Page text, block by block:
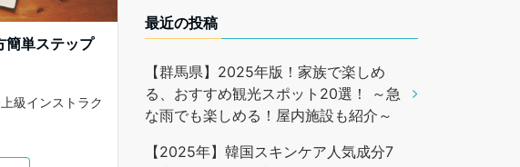
簡単ステップ
級インストラク
最近の投稿
【群馬県】2025年版！家族で楽しめ
る、おすすめ観光スポット20選！ ～急
な雨でも楽しめる！屋内施設も紹介～
【2025年】韓国スキンケア人気成分7